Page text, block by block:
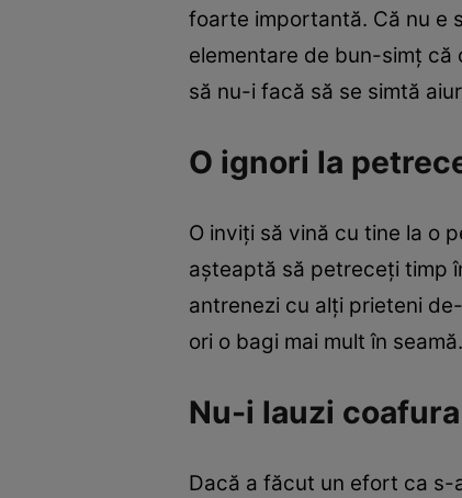
foarte importantă. Că nu e
elementare de bun-simţ că
să nu-i facă să se simtă
O ignori la
O inviţi să vină cu tine la o
aşteaptă să petreceţi timp
antrenezi cu alţi prieteni
ori o bagi mai mult în
Nu-i lauzi coafura
Dacă a făcut un efort ca s-